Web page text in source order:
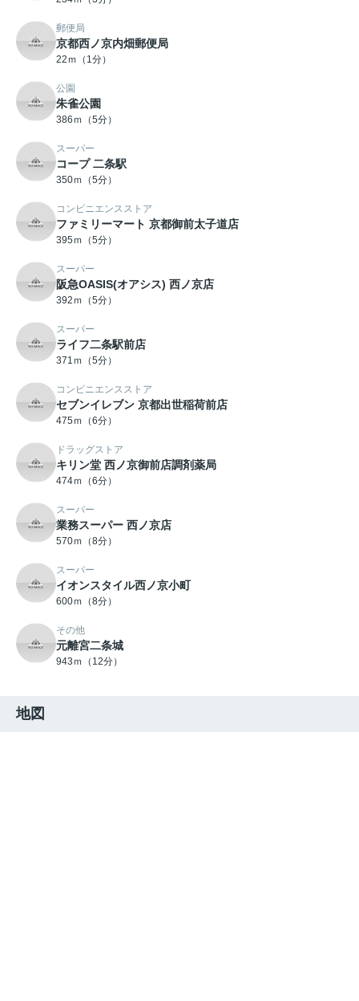
郵便局
京都西ノ京内畑郵便局
22ｍ（1分）
公園
朱雀公園
386ｍ（5分）
スーパー
コープ 二条駅
350ｍ（5分）
コンビニエンスストア
ファミリーマート 京都御前太子道店
395ｍ（5分）
スーパー
阪急OASIS(オアシス) 西ノ京店
392ｍ（5分）
スーパー
ライフ二条駅前店
371ｍ（5分）
コンビニエンスストア
セブンイレブン 京都出世稲荷前店
475ｍ（6分）
ドラッグストア
キリン堂 西ノ京御前店調剤薬局
474ｍ（6分）
スーパー
業務スーパー 西ノ京店
570ｍ（8分）
スーパー
イオンスタイル西ノ京小町
600ｍ（8分）
その他
元離宮二条城
943ｍ（12分）
地図